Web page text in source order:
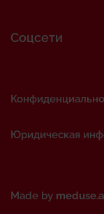
Соцсети
Made by
Юридическая